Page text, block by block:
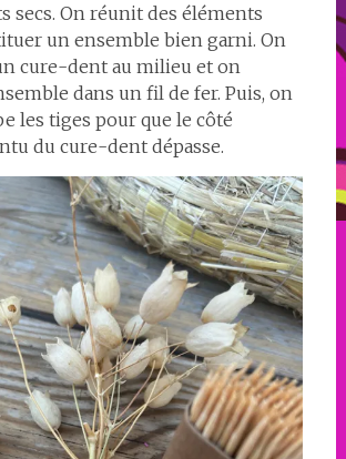
secs. On réunit des éléments
un ensemble bien garni. On
cure-dent au milieu et on
dans un fil de fer. Puis, on
les tiges pour que le côté
du cure-dent dépasse.